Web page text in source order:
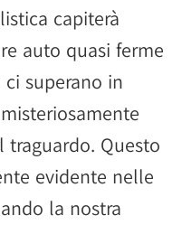
capiterà
auto quasi ferme
superano in
traguardo. Questo
evidente nelle
la nostra